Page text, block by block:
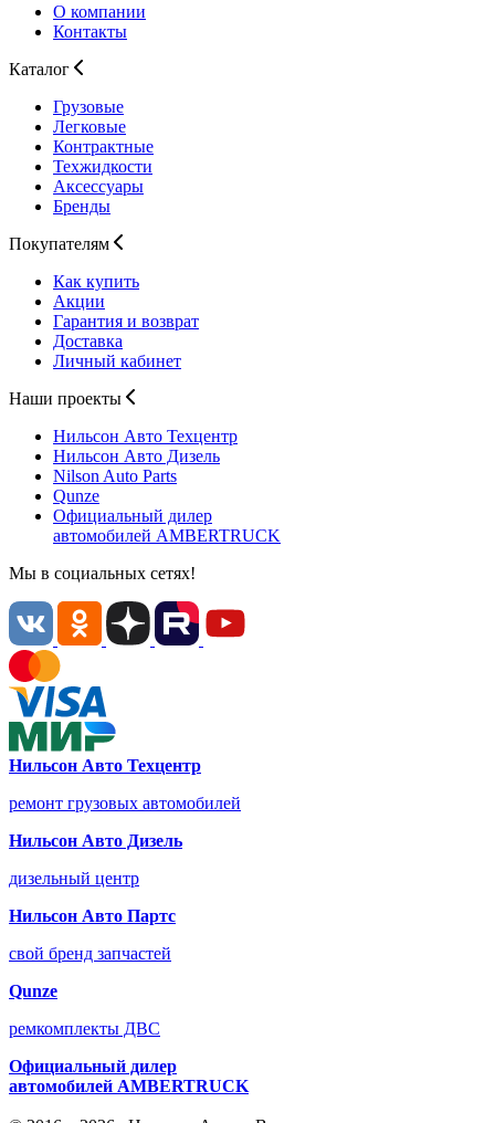
О компании
Контакты
Каталог
Грузовые
Легковые
Контрактные
Техжидкости
Аксессуары
Бренды
Покупателям
Как купить
Акции
Гарантия и возврат
Доставка
Личный кабинет
Наши проекты
Нильсон Авто Техцентр
Нильсон Авто Дизель
Nilson Auto Parts
Qunze
Официальный дилер
автомобилей AMBERTRUCK
Мы в социальных сетях!
Нильсон Авто Техцентр
ремонт грузовых автомобилей
Нильсон Авто Дизель
дизельный центр
Нильсон Авто Партс
свой бренд запчастей
Qunze
ремкомплекты ДВС
Официальный дилер
автомобилей AMBERTRUCK